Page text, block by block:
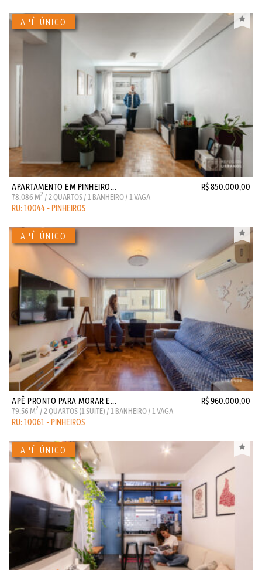
APARTAMENTO EM PINHEIRO... R$ 850.000,00
78,086 M2 / 2 QUARTOS / 1 BANHEIRO / 1 VAGA
RU: 10044 - PINHEIROS
APÊ PRONTO PARA MORAR E... R$ 960.000,00
79,56 M2 / 2 QUARTOS (1 SUITE) / 1 BANHEIRO / 1 VAGA
RU: 10061 - PINHEIROS